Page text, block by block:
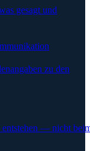
gesagt und
zu den
entstehen — nicht